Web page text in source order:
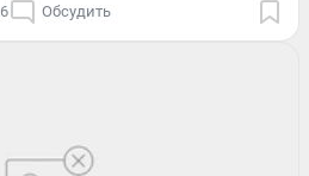
Обсудить